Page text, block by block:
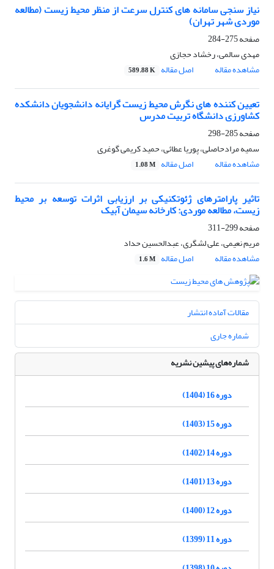
نیاز سنجی سامانه های کنترل سرعت از منظر محیط زیست (مطالعه
موردی شهر تهران)
صفحه275-284
مهدی سالمی، رخشاد حجازی
مشاهده مقاله
اصل مقاله 589.88 K
تعیین کننده های نگرش محیط زیست گرایانه دانشجویان دانشکده
کشاورزی دانشگاه تربیت مدرس
صفحه285-298
سمیه مرادحاصلی، پوریا عطائی، حمید کریمی گوغری
مشاهده مقاله
اصل مقاله 1.08 M
تاثیر پارامترهای ژئوتکنیکی بر ارزیابی اثرات توسعه بر محیط
زیست، مطالعه موردی: کارخانه سیمان آبیک
صفحه299-311
مریم نعیمی، علی لشگری، عبدالحسین حداد
مشاهده مقاله
اصل مقاله 1.6 M
مقالات آماده انتشار
شماره جاری
شماره‌های پیشین نشریه
دوره 16 (1404)
دوره 15 (1403)
دوره 14 (1402)
دوره 13 (1401)
دوره 12 (1400)
دوره 11 (1399)